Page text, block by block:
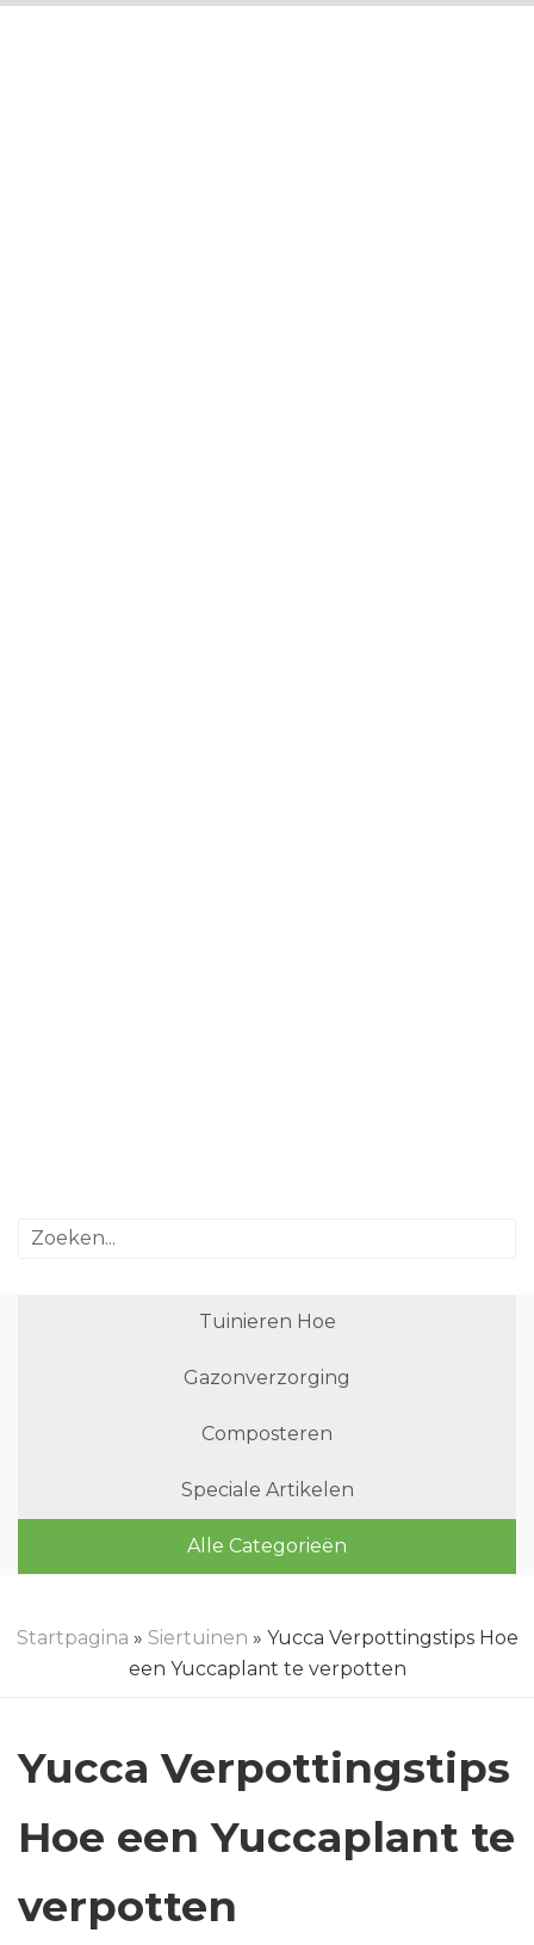
Tuinieren Hoe
Gazonverzorging
Composteren
Speciale Artikelen
Alle Categorieën
Startpagina » Siertuinen » Yucca Verpottingstips Hoe
een Yuccaplant te verpotten
Yucca Verpottingstips
Hoe een Yuccaplant te
verpotten